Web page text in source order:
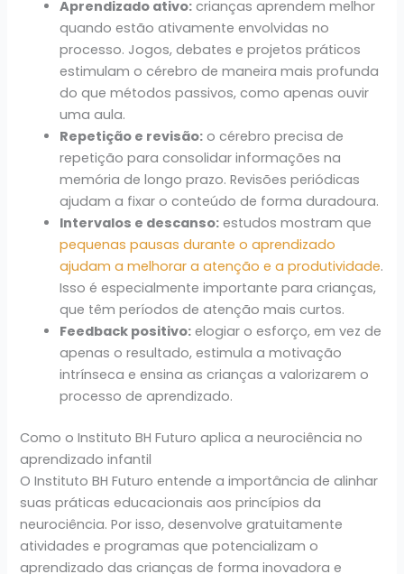
Aprendizado ativo: crianças aprendem melhor
quando estão ativamente envolvidas no
processo. Jogos, debates e projetos práticos
estimulam o cérebro de maneira mais profunda
do que métodos passivos, como apenas ouvir
uma aula.
Repetição e revisão: o cérebro precisa de
repetição para consolidar informações na
memória de longo prazo. Revisões periódicas
ajudam a fixar o conteúdo de forma duradoura.
Intervalos e descanso: estudos mostram que
pequenas pausas durante o aprendizado
ajudam a melhorar a atenção e a produtividade.
Isso é especialmente importante para crianças,
que têm períodos de atenção mais curtos.
Feedback positivo: elogiar o esforço, em vez de
apenas o resultado, estimula a motivação
intrínseca e ensina as crianças a valorizarem o
processo de aprendizado.
Como o Instituto BH Futuro aplica a neurociência no
aprendizado infantil
O Instituto BH Futuro entende a importância de alinhar
suas práticas educacionais aos princípios da
neurociência. Por isso, desenvolve gratuitamente
atividades e programas que potencializam o
aprendizado das crianças de forma inovadora e